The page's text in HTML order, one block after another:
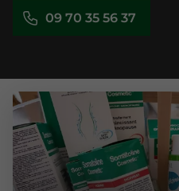
09 70 35 56 37